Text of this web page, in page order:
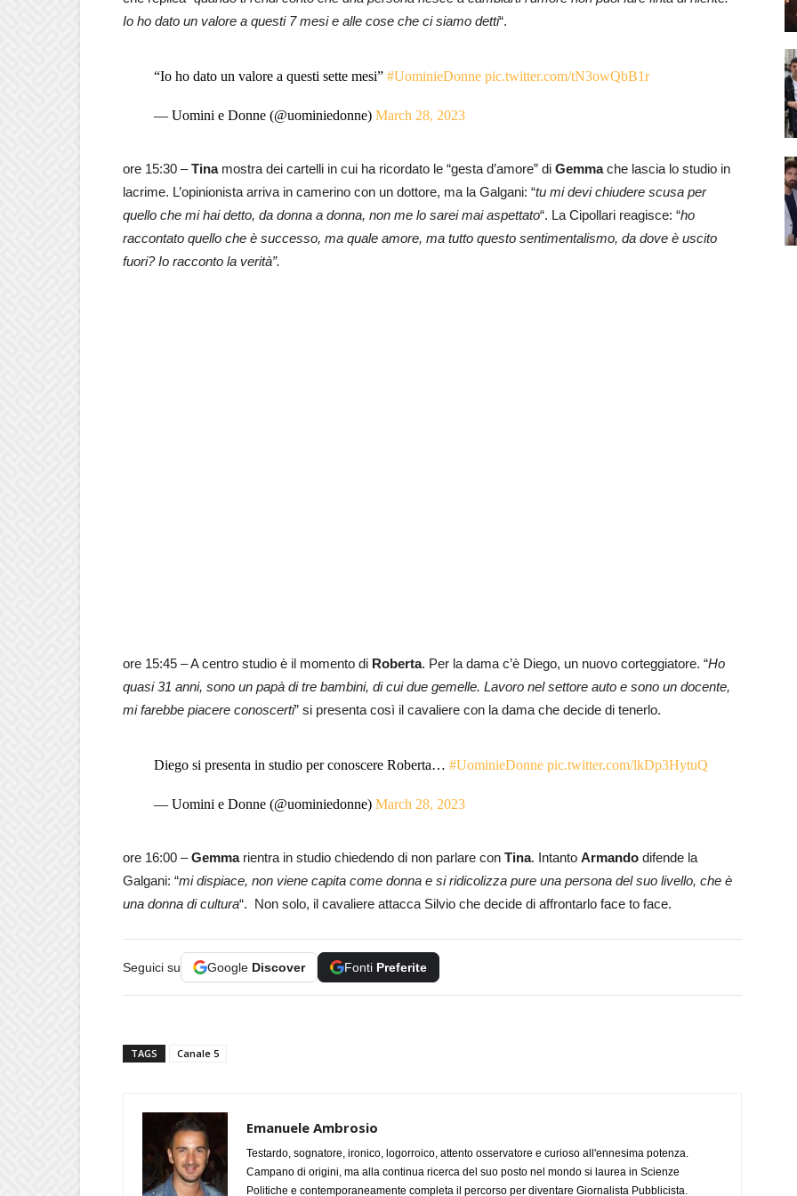
Io ho dato un valore a questi 7 mesi e alle cose che ci siamo detti“.
“Io ho dato un valore a questi sette mesi” #UominieDonne pic.twitter.com/tN3owQbB1r
— Uomini e Donne (@uominiedonne) March 28, 2023
ore 15:30 –Tinamostra dei cartelli in cui ha ricordato le “gesta d’amore” di Gemmache lascia lo studio in
lacrime. L’opinionista arriva in camerino con un dottore, ma la Galgani: “tu mi devi chiudere scusa per
quello che mi hai detto, da donna a donna, non me lo sarei mai aspettato“. La Cipollari reagisce: “ho
raccontato quello che è successo, ma quale amore, ma tutto questo sentimentalismo, da dove è uscito
fuori? Io racconto la verità”.
ore 15:45 – A centro studio è il momento di Roberta. Per la dama c’è Diego, un nuovo corteggiatore. “Ho
quasi 31 anni, sono un papà di tre bambini, di cui due gemelle. Lavoro nel settore auto e sono un docente,
mi farebbe piacere conoscerti” si presenta così il cavaliere con la dama che decide di tenerlo.
Diego si presenta in studio per conoscere Roberta… #UominieDonne pic.twitter.com/lkDp3HytuQ
— Uomini e Donne (@uominiedonne) March 28, 2023
ore 16:00 –Gemmarientra in studio chiedendo di non parlare con Tina. Intanto Armando difende la
Galgani: “mi dispiace, non viene capita come donna e si ridicolizza pure una persona del suo livello, che è
una donna di cultura“. Non solo, il cavaliere attacca Silvio che decide di affrontarlo face to face.
Seguici su Google Discover Fonti Preferite
TAGS Canale 5
Emanuele Ambrosio
Testardo, sognatore, ironico, logorroico, attento osservatore e curioso all'ennesima potenza.
Campano di origini, ma alla continua ricerca del suo posto nel mondo si laurea in Scienze
Politiche e contemporaneamente completa il percorso per diventare Giornalista Pubblicista.